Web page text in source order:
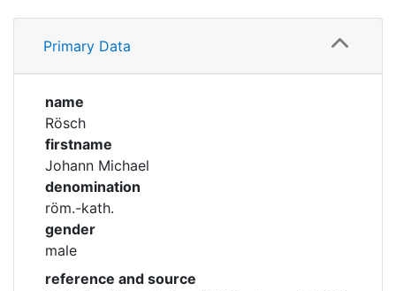
Corporations
registry
Profile
Primary Data
name
Rösch
firstname
Johann Michael
denomination
röm.-kath.
gender
male
reference and source